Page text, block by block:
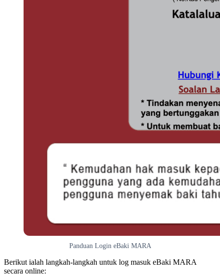
Panduan Login eBaki MARA
Berikut ialah langkah-langkah untuk log masuk eBaki MARA
secara online: